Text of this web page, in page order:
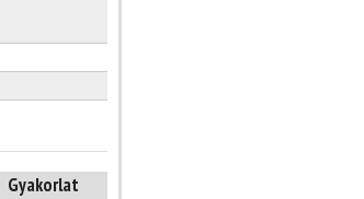
Gyakorlat